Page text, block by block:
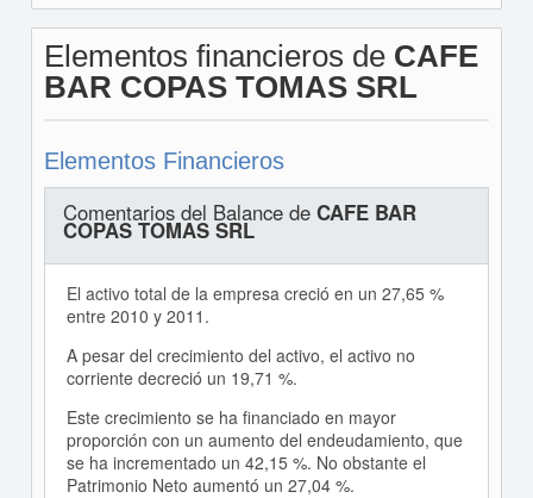
Elementos financieros de CAFE
BAR COPAS TOMAS SRL
Elementos Financieros
Comentarios del Balance de CAFE BAR
COPAS TOMAS SRL
El activo total de la empresa creció en un 27,65 %
entre 2010 y 2011.
A pesar del crecimiento del activo, el activo no
corriente decreció un 19,71 %.
Este crecimiento se ha financiado en mayor
proporción con un aumento del endeudamiento, que
se ha incrementado un 42,15 %. No obstante el
Patrimonio Neto aumentó un 27,04 %.